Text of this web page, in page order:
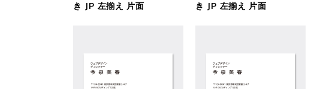
き JP 左揃え 片面
き JP 左揃え 片面